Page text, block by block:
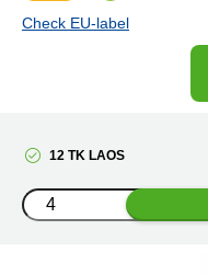
Check EU-label
12 TK LAOS